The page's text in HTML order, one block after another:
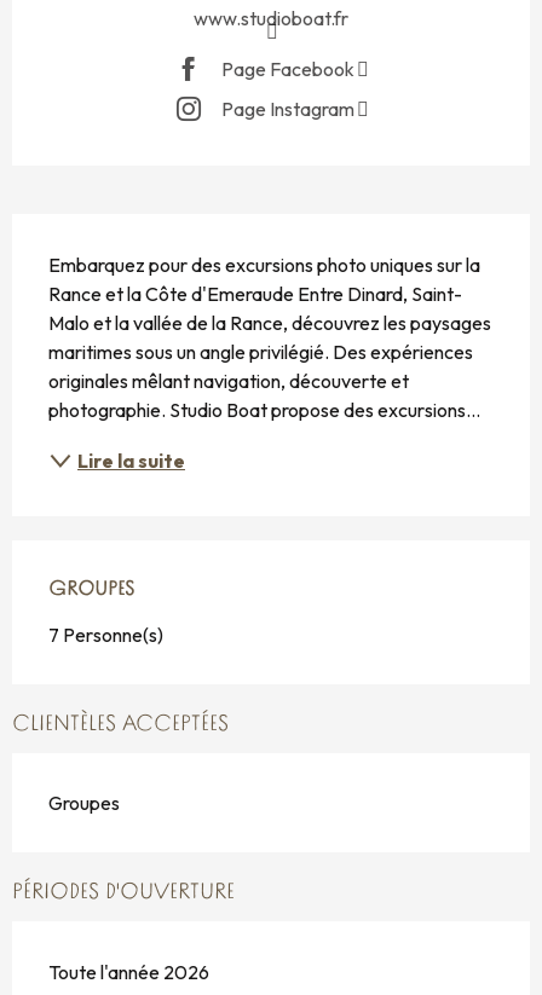
www.studioboat.fr
Page Facebook
Page Instagram
Embarquez pour des excursions photo uniques sur la
Rance et la Côte d'Emeraude Entre Dinard, Saint-
Malo et la vallée de la Rance, découvrez les paysages
maritimes sous un angle privilégié. Des expériences
originales mêlant navigation, découverte et
photographie. Studio Boat propose des excursions...
Lire la suite
GROUPES
GROUPES
7 Personne(s)
CLIENTÈLES ACCEPTÉES
Groupes
PÉRIODES D'OUVERTURE
Toute l'année 2026